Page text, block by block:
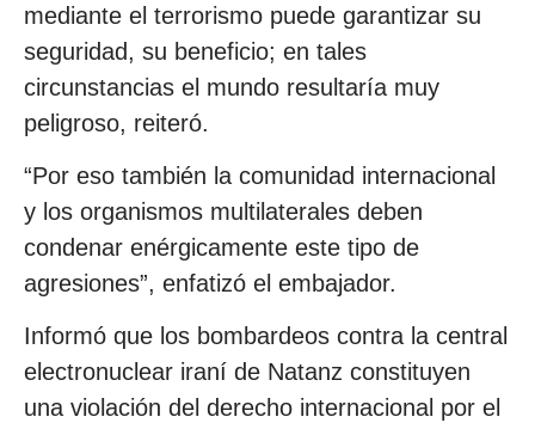
mediante el terrorismo puede garantizar su
seguridad, su beneficio; en tales
circunstancias el mundo resultaría muy
peligroso, reiteró.
“Por eso también la comunidad internacional
y los organismos multilaterales deben
condenar enérgicamente este tipo de
agresiones”, enfatizó el embajador.
Informó que los bombardeos contra la central
electronuclear iraní de Natanz constituyen
una violación del derecho internacional por el